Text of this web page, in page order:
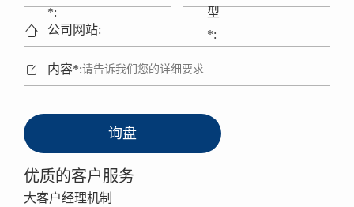
*:
型
*:
 公司网站:
 内容*:
询盘
优质的客户服务
大客户经理机制